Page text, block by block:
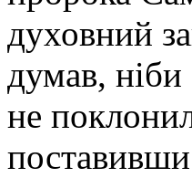
духовний
думав, ніби
не